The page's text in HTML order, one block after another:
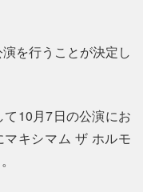
を行うことが決定し
10月7日の公演にお
キシマム ザ ホルモ